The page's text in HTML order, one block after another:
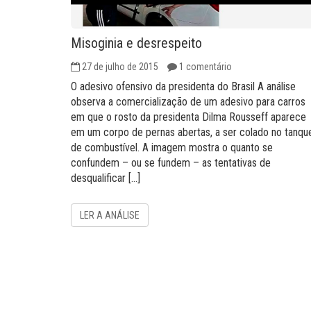
Misoginia e desrespeito
27 de julho de 2015 1 comentário
O adesivo ofensivo da presidenta do Brasil A análise
observa a comercialização de um adesivo para carros
em que o rosto da presidenta Dilma Rousseff aparece
em um corpo de pernas abertas, a ser colado no
de combustível. A imagem mostra o quanto se
confundem – ou se fundem – as tentativas de
desqualificar […]
LER A ANÁLISE